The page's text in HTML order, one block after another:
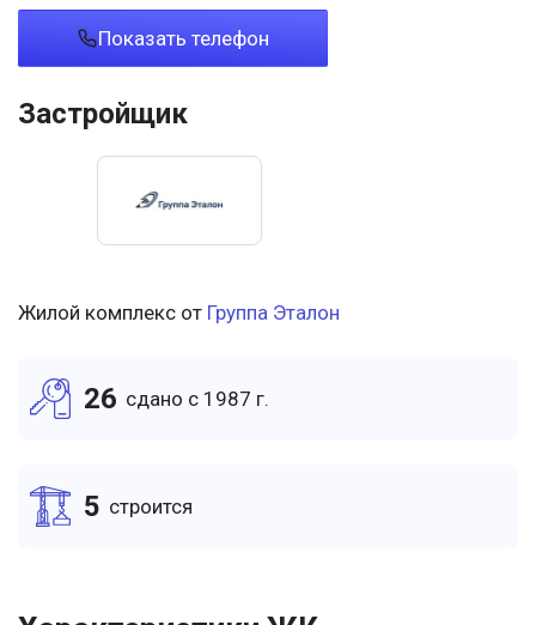
Показать телефон
Застройщик
Жилой комплекс от Группа Эталон
26 cдано c 1987 г.
5 cтроится